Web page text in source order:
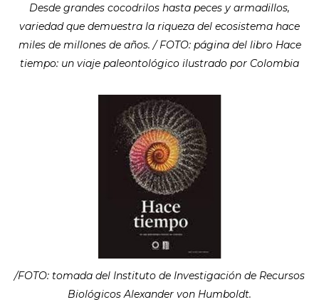
Desde grandes cocodrilos hasta peces y armadillos,
variedad que demuestra la riqueza del ecosistema hace
miles de millones de años. / FOTO: página del libro Hace
tiempo: un viaje paleontológico ilustrado por Colombia
/FOTO: tomada del Instituto de Investigación de Recursos
Biológicos Alexander von Humboldt.